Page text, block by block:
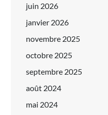
juin 2026
janvier 2026
novembre 2025
octobre 2025
septembre 2025
août 2024
mai 2024